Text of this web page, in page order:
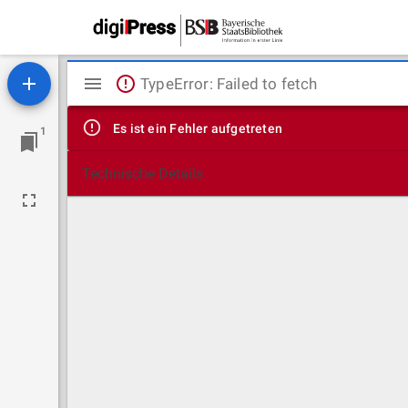
1
Mirador
Viewer
TypeError: Failed to fetch
Es ist ein Fehler aufgetreten
Technische Details